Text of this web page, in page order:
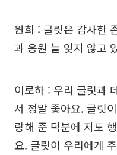
원희 : 글릿은 감사한
과 응원 늘 잊지 않고
이로하 : 우리 글릿과
서 정말 좋아요. 글릿
랑해 준 덕분에 저도
요. 글릿이 우리에게